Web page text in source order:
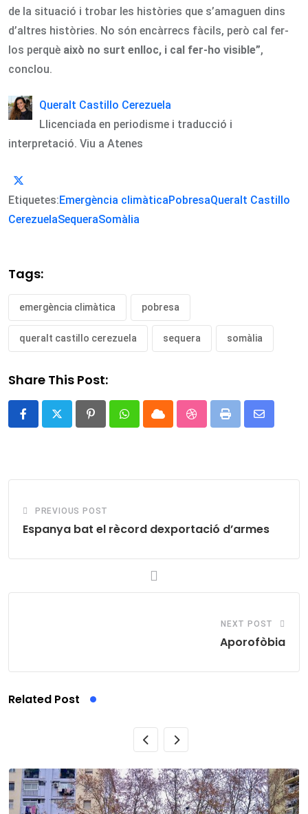
de la situació i trobar les històries que s’amaguen dins
d’altres històries. No són encàrrecs fàcils, però cal fer-
los perquè això no surt enlloc, i cal fer-ho visible”,
conclou.
Queralt Castillo Cerezuela
Llicenciada en periodisme i traducció i
interpretació. Viu a Atenes
Etiquetes:Emergència climàticaPobresaQueralt Castillo
CerezuelaSequeraSomàlia
Tags:
emergència climàtica pobresa
queralt castillo cerezuela sequera somàlia
Share This Post:
PinterestWhatsappCloud StumbleUpon
Print
Share
PREVIOUS POST
Espanya bat el rècord dexportació d’armes
NEXT POST
Aporofòbia
Related Post